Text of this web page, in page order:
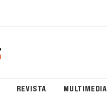
REVISTA MULTIMEDIA